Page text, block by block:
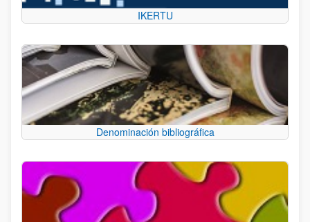
IKERTU
Denominación bibliográfica